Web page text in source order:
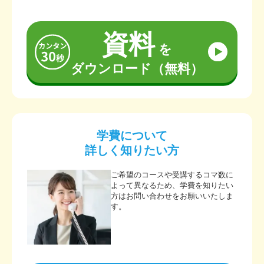
資料を
ダウンロード（無料）
学費について
詳しく知りたい方
ご希望のコースや受講するコマ数に
よって異なるため、学費を知りたい
方はお問い合わせをお願いいたしま
す。